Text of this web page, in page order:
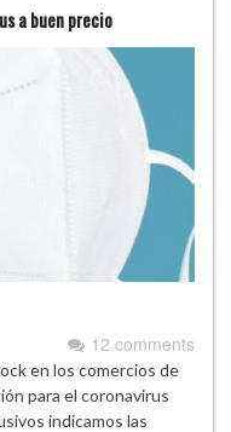
a buen precio
12 comments
en los comercios de
para el coronavirus
indicamos las